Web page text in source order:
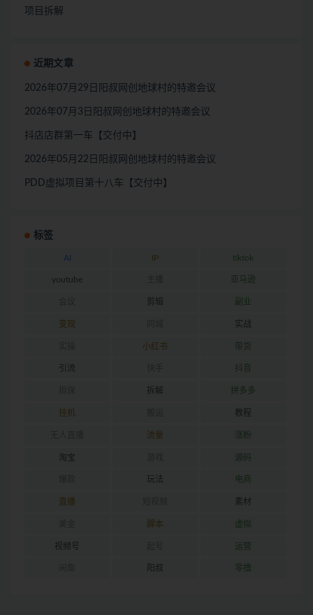
项目拆解
近期文章
2026年07月29日阳叔网创地球村的特邀会议
2026年07月3日阳叔网创地球村的特邀会议
抖店店群第一车【交付中】
2026年05月22日阳叔网创地球村的特邀会议
PDD虚拟项目第十八车【交付中】
标签
AI IP tiktok
youtube 亚马逊
剪辑 副业
变现 实战
小红书 带货
引流 抖音
拆解 拼多多
挂机 教程
流量 涨粉
淘宝 源码
玩法 电商
直播 素材
脚本 虚拟
视频号 运营
阳叔 零撸